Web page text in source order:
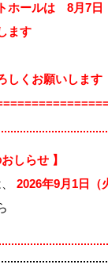
ホールは 8月7
ます
しくお願いします
しらせ 】
2026年9月1日（